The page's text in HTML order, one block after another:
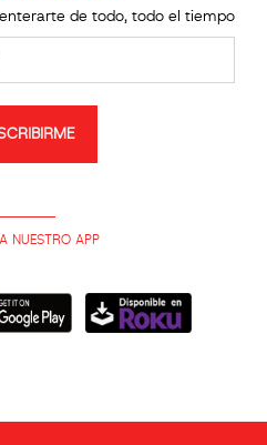
de todo, todo el tiempo
NUESTRO APP